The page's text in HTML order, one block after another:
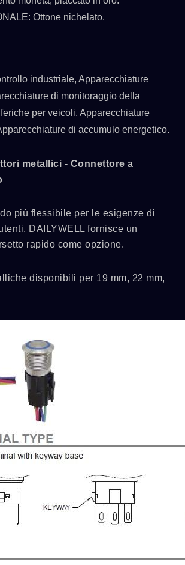
Ottone nichelato.
industriale, Apparecchiature
di monitoraggio della
per veicoli, Apparecchiature
di accumulo energetico.
metallici - Connettore a
più flessibile per le esigenze di
DAILYWELL fornisce un
rapido come opzione.
disponibili per 19 mm, 22 mm,